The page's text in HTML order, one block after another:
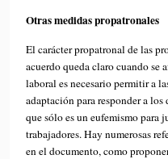
Otras medidas propatronales
El carácter propatronal de las
acuerdo queda claro cuando se
laboral es necesario permitir a
adaptación para responder a
que sólo es un eufemismo para
trabajadores. Hay numerosas
en el documento, como